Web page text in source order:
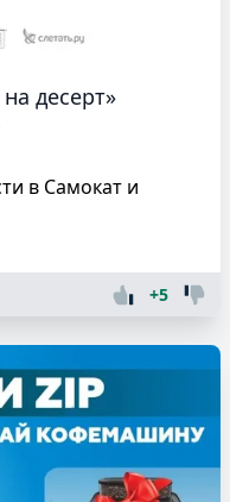
десерт»
в Самокат и
+5